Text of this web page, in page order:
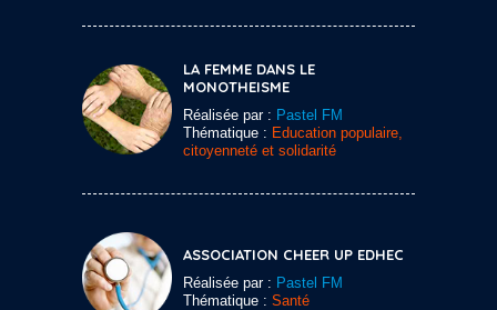
LA FEMME DANS LE
MONOTHEISME
Réalisée par : Pastel FM
Thématique : Education populaire,
citoyenneté et solidarité
ASSOCIATION CHEER UP EDHEC
Réalisée par : Pastel FM
Thématique : Santé